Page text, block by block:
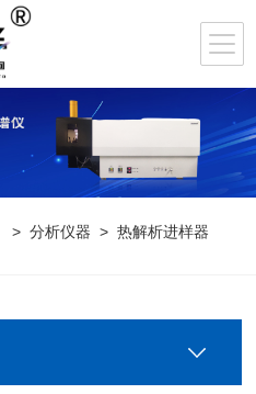
>分析仪器 >热解析进样器